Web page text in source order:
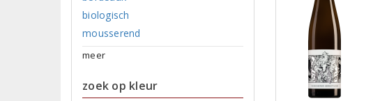
biologisch
mousserend
meer
zoek op kleur